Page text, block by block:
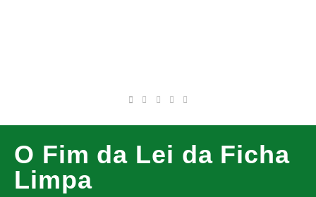
O Fim da Lei da Ficha
Limpa